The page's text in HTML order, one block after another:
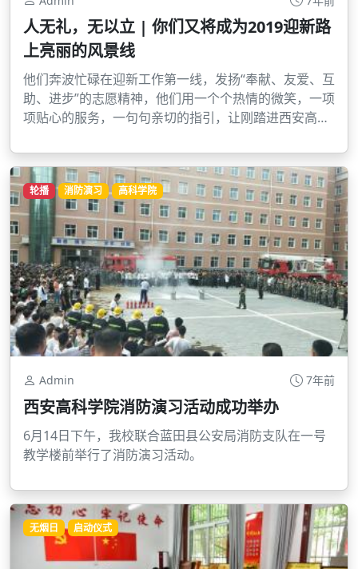
人无礼，无以立 | 你们又将成为2019迎新路
上亮丽的风景线
他们奔波忙碌在迎新工作第一线，发扬“奉献、友爱、互
助、进步”的志愿精神，他们用一个个热情的微笑，一项
项贴心的服务，一句句亲切的指引，让刚踏进西安高科
轮播 消防演习 高科学院
Admin 7年前
西安高科学院消防演习活动成功举办
6月14日下午，我校联合蓝田县公安局消防支队在一号
教学楼前举行了消防演习活动。
无烟日 启动仪式